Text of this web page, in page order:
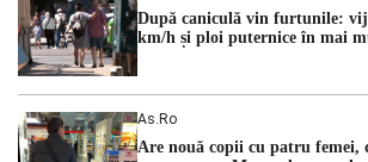
După caniculă vin furtunile:
km/h și ploi puternice în mai
As.ro
Are nouă copii cu patru femei,